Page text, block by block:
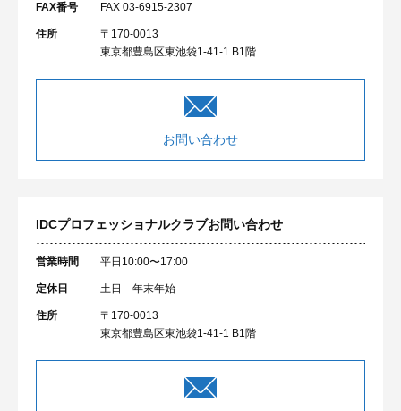
FAX番号 FAX 03-6915-2307
住所
〒170-0013
東京都豊島区東池袋1-41-1 B1階
お問い合わせ
IDCプロフェッショナルクラブお問い合わせ
営業時間 平日10:00〜17:00
定休日 土日 年末年始
住所
〒170-0013
東京都豊島区東池袋1-41-1 B1階